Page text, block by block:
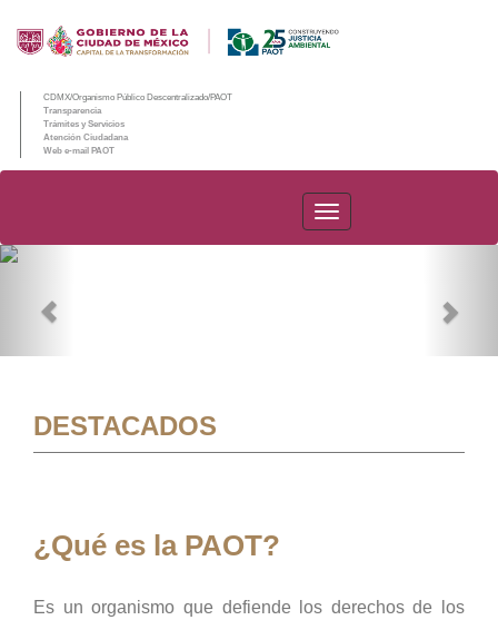
CDMX/Organismo Público Descentralizado/PAOT
Transparencia
Trámites y Servicios
Atención Ciudadana
Web e-mail PAOT
PAOT
DESTACADOS
¿Qué es la PAOT?
Es un organismo que defiende los derechos de los